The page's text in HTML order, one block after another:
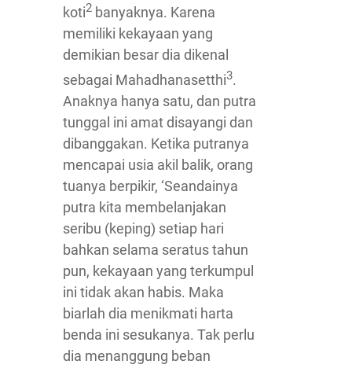
koti2 banyaknya. Karena
memiliki kekayaan yang
demikian besar dia dikenal
sebagai Mahadhanasetthi3.
Anaknya hanya satu, dan putra
tunggal ini amat disayangi dan
dibanggakan. Ketika putranya
mencapai usia akil balik, orang
tuanya berpikir, ‘Seandainya
putra kita membelanjakan
seribu (keping) setiap hari
bahkan selama seratus tahun
pun, kekayaan yang terkumpul
ini tidak akan habis. Maka
biarlah dia menikmati harta
benda ini sesukanya. Tak perlu
dia menanggung beban